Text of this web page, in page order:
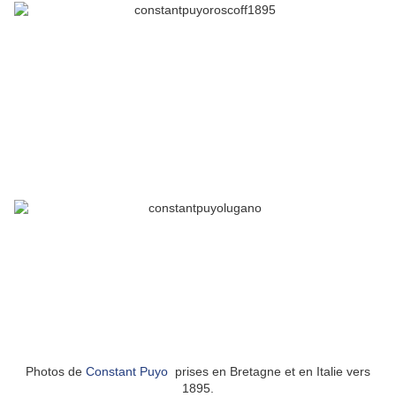
Photos de Constant Puyo prises en Bretagne et en Italie vers
1895.